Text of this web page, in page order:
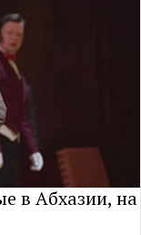
в Абхазии, на